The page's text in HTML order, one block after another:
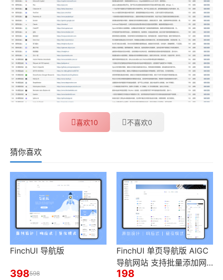
喜欢10 不喜欢0
猜你喜欢
FinchUI 导航版
398598
FinchUI 单页导航版 AIGC
导航网站 支持批量添加网
址
198